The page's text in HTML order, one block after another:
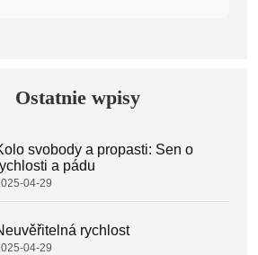
Ostatnie wpisy
svobody a propasti: Sen o
a pádu
04-29
rychlost
04-29